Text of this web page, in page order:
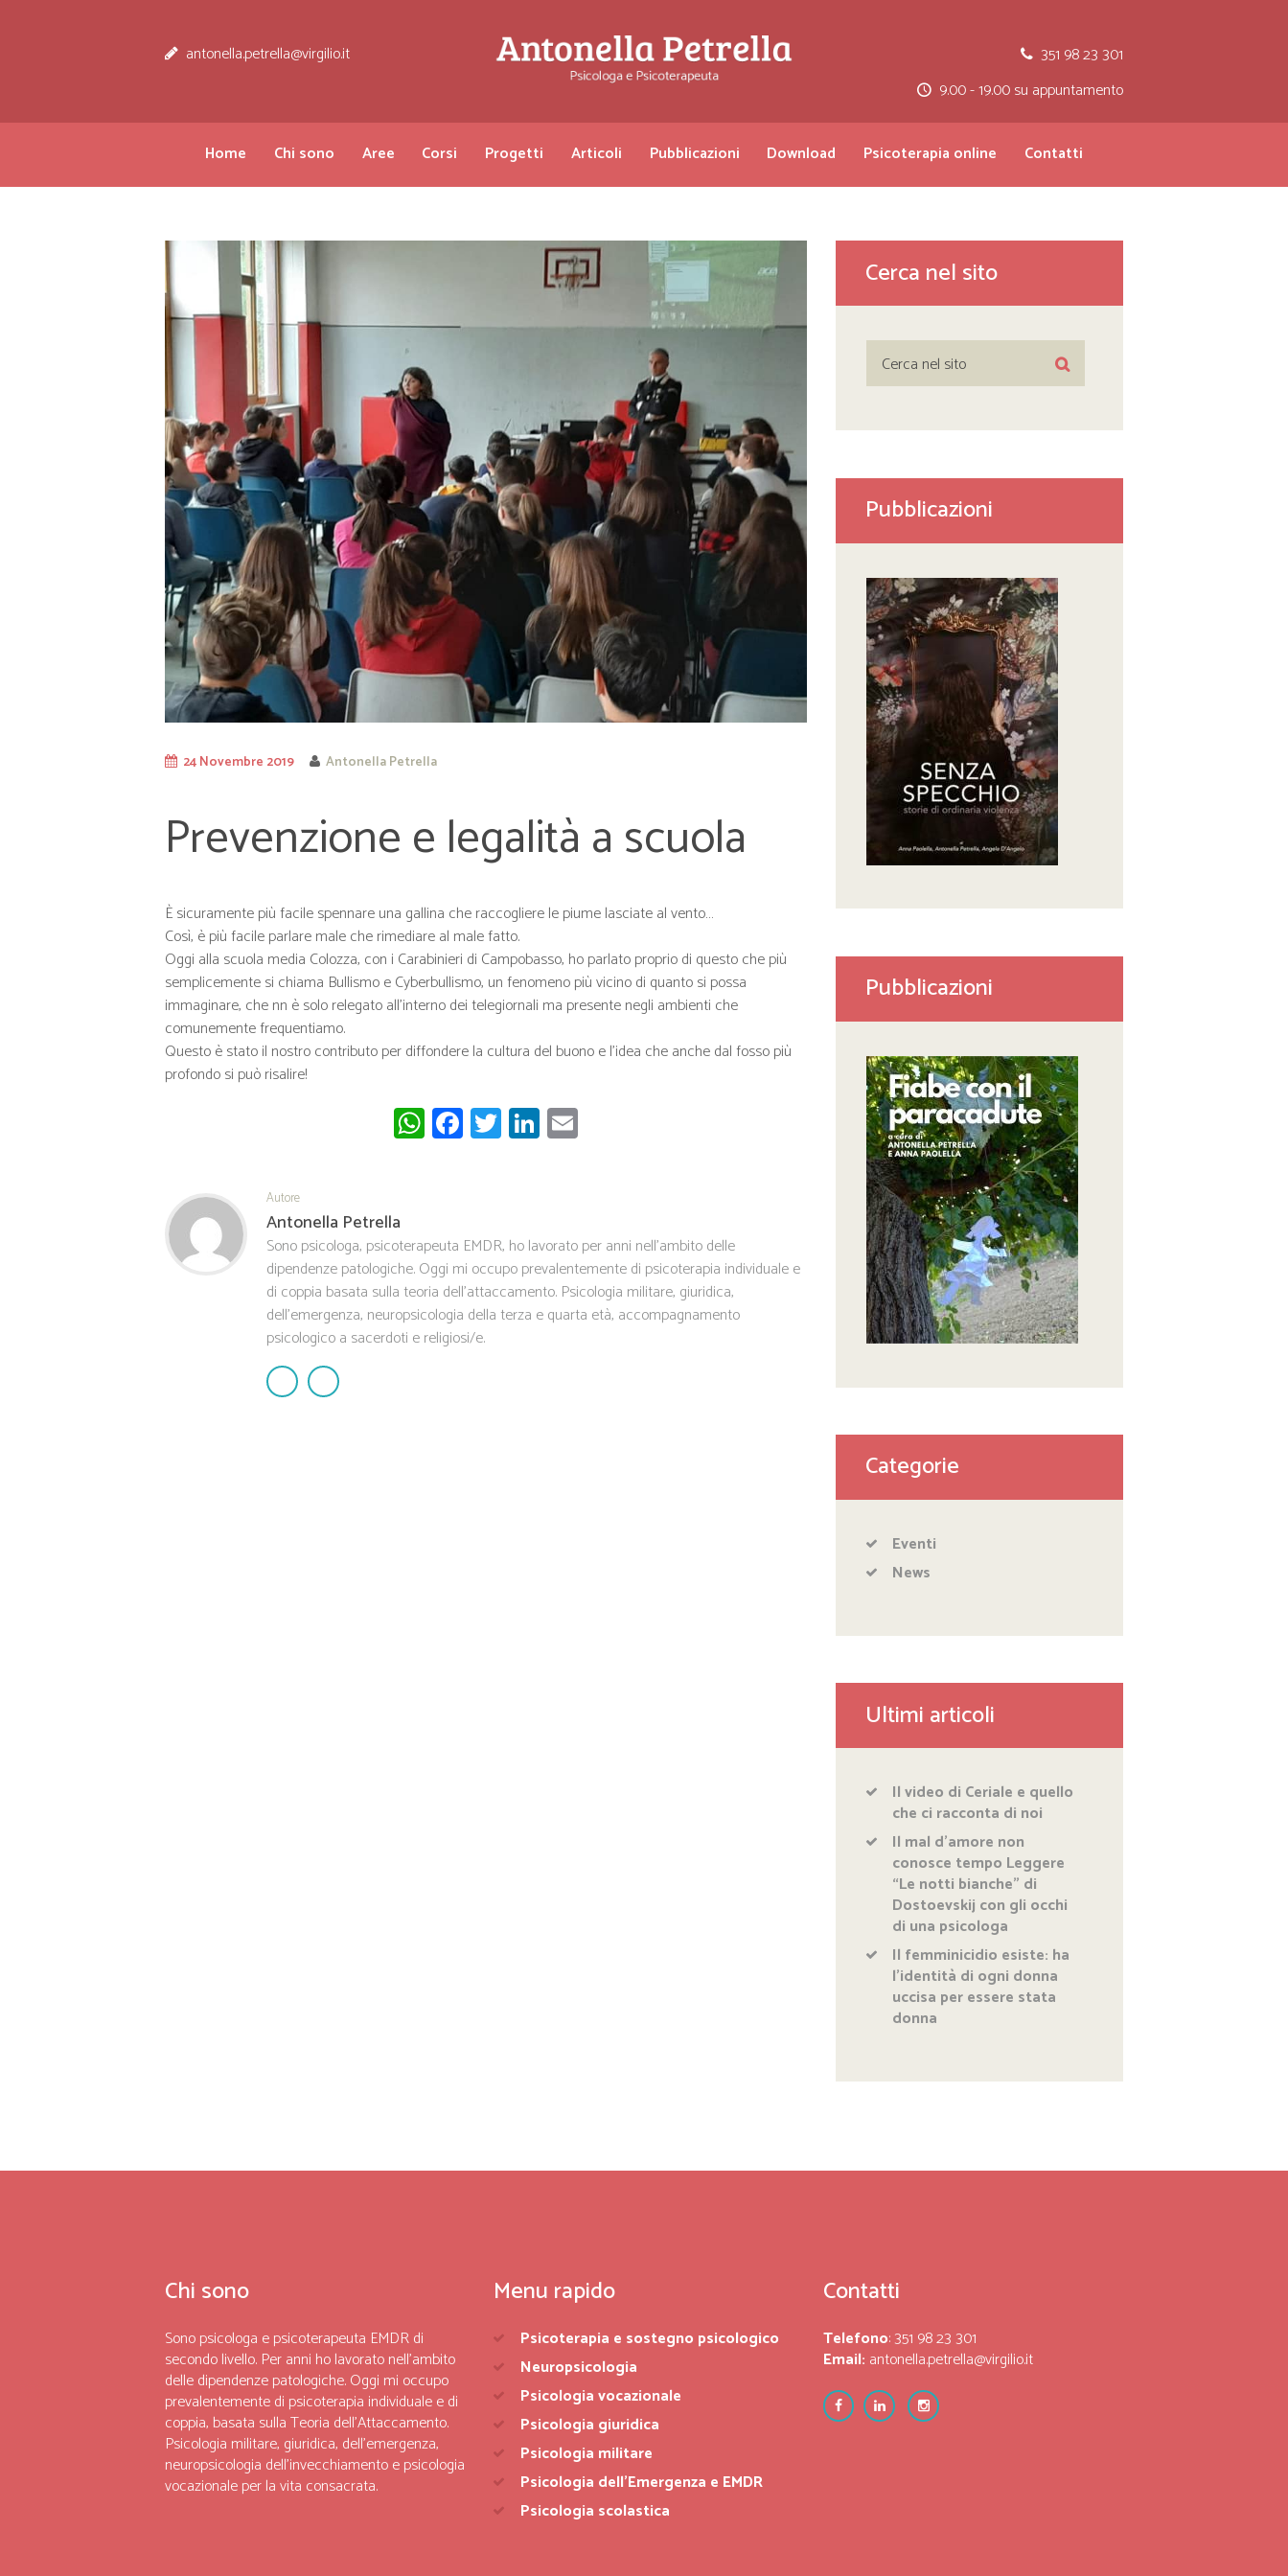
antonella.petrella@virgilio.it
351 98 23 301
9.00 - 19.00 su appuntamento
Home Chi sono Aree Corsi Progetti Articoli Pubblicazioni Download Psicoterapia online Contatti
24 Novembre 2019 Antonella Petrella
Prevenzione e legalità a scuola
È sicuramente più facile spennare una gallina che raccogliere le piume lasciate al vento…
Così, è più facile parlare male che rimediare al male fatto.
Oggi alla scuola media Colozza, con i Carabinieri di Campobasso, ho parlato proprio di questo che più
semplicemente si chiama Bullismo e Cyberbullismo, un fenomeno più vicino di quanto si possa
immaginare, che nn è solo relegato all’interno dei telegiornali ma presente negli ambienti che
comunemente frequentiamo.
Questo è stato il nostro contributo per diffondere la cultura del buono e l’idea che anche dal fosso più
profondo si può risalire!
W
ha
pp
Fa
ce
ok
T
wi
Li
nk
Autore
Antonella Petrella
Sono psicologa, psicoterapeuta EMDR, ho lavorato per anni nell'ambito delle
dipendenze patologiche. Oggi mi occupo prevalentemente di psicoterapia individuale e
di coppia basata sulla teoria dell'attaccamento. Psicologia militare, giuridica,
dell'emergenza, neuropsicologia della terza e quarta età, accompagnamento
psicologico a sacerdoti e religiosi/e.
Cerca nel sito
Pubblicazioni
Pubblicazioni
Categorie
Eventi
News
Ultimi articoli
Il video di Ceriale e quello
che ci racconta di noi
Il mal d’amore non
conosce tempo Leggere
“Le notti bianche” di
Dostoevskij con gli occhi
di una psicologa
Il femminicidio esiste: ha
l’identità di ogni donna
uccisa per essere stata
donna
Chi sono
Sono psicologa e psicoterapeuta EMDR di
secondo livello. Per anni ho lavorato nell’ambito
delle dipendenze patologiche. Oggi mi occupo
prevalentemente di psicoterapia individuale e di
coppia, basata sulla Teoria dell’Attaccamento.
Psicologia militare, giuridica, dell’emergenza,
neuropsicologia dell’invecchiamento e psicologia
vocazionale per la vita consacrata.
Menu rapido
Psicoterapia e sostegno psicologico
Neuropsicologia
Psicologia vocazionale
Psicologia giuridica
Psicologia militare
Psicologia dell’Emergenza e EMDR
Psicologia scolastica
Contatti
Telefono: 351 98 23 301
Email: antonella.petrella@virgilio.it